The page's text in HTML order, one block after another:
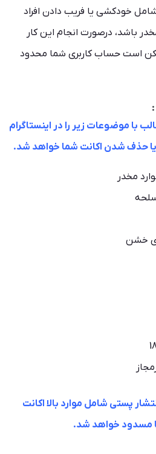
خودکشی یا فریب دادن افراد
باشد، درصورت انجام این کار
است حساب کاربری شما محدود
با موضوعات زیر را در اینستاگرام
حذف شدن اکانت شما خواهد شد.
مخدر
خشن
پستی شامل موارد بالا اکانت
مسدود خواهد شد.